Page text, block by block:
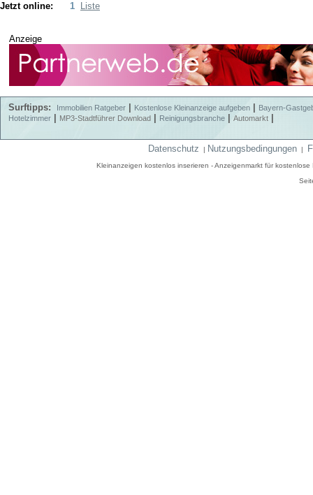
Jetzt online:
1 Liste
Anzeige
Surftipps: Immobilien Ratgeber Kostenlose Kleinanzeige aufgeben
Bayern-
Hotelzimmer
MP3-Stadtführer Download Reinigungsbranche Automarkt
Datenschutz | Nutzungsbedingungen |
Kleinanzeigen kostenlos inserieren - Anzeigenmarkt für